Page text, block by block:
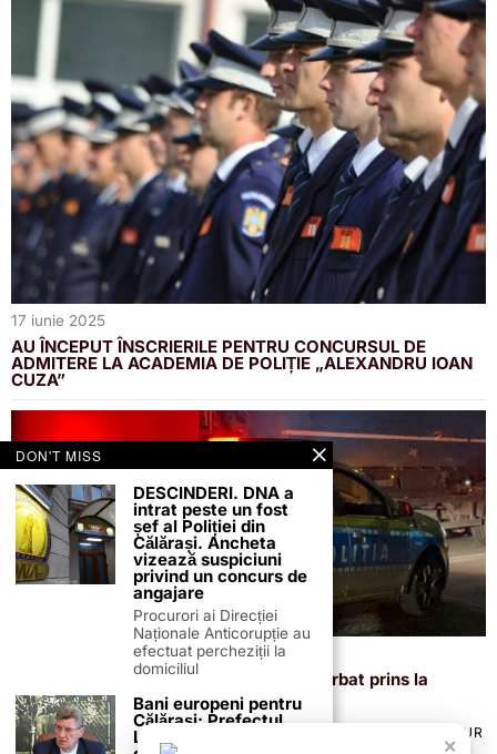
17 iunie 2025
AU ÎNCEPUT ÎNSCRIERILE PENTRU CONCURSUL DE
ADMITERE LA ACADEMIA DE POLIȚIE „ALEXANDRU IOAN
CUZA”
Plăcuțe false pe străzile din Călărași! Bărbat prins la
volanul unei autoutilitare
TERMENI ȘI CONDIȚII
POLITICA DE ANULARE & RETUR
PUBLICITATE ONLINE & TIPĂRITĂ
CONTACT
×
DON'T MISS
DESCINDERI. DNA a
intrat peste un fost
șef al Poliției din
Călărași. Ancheta
vizează suspiciuni
privind un concurs de
angajare
Procurori ai Direcției
Naționale Anticorupție au
efectuat percheziții la
domiciliul
Bani europeni pentru
Călărași: Prefectul
Laurențiu State anunță